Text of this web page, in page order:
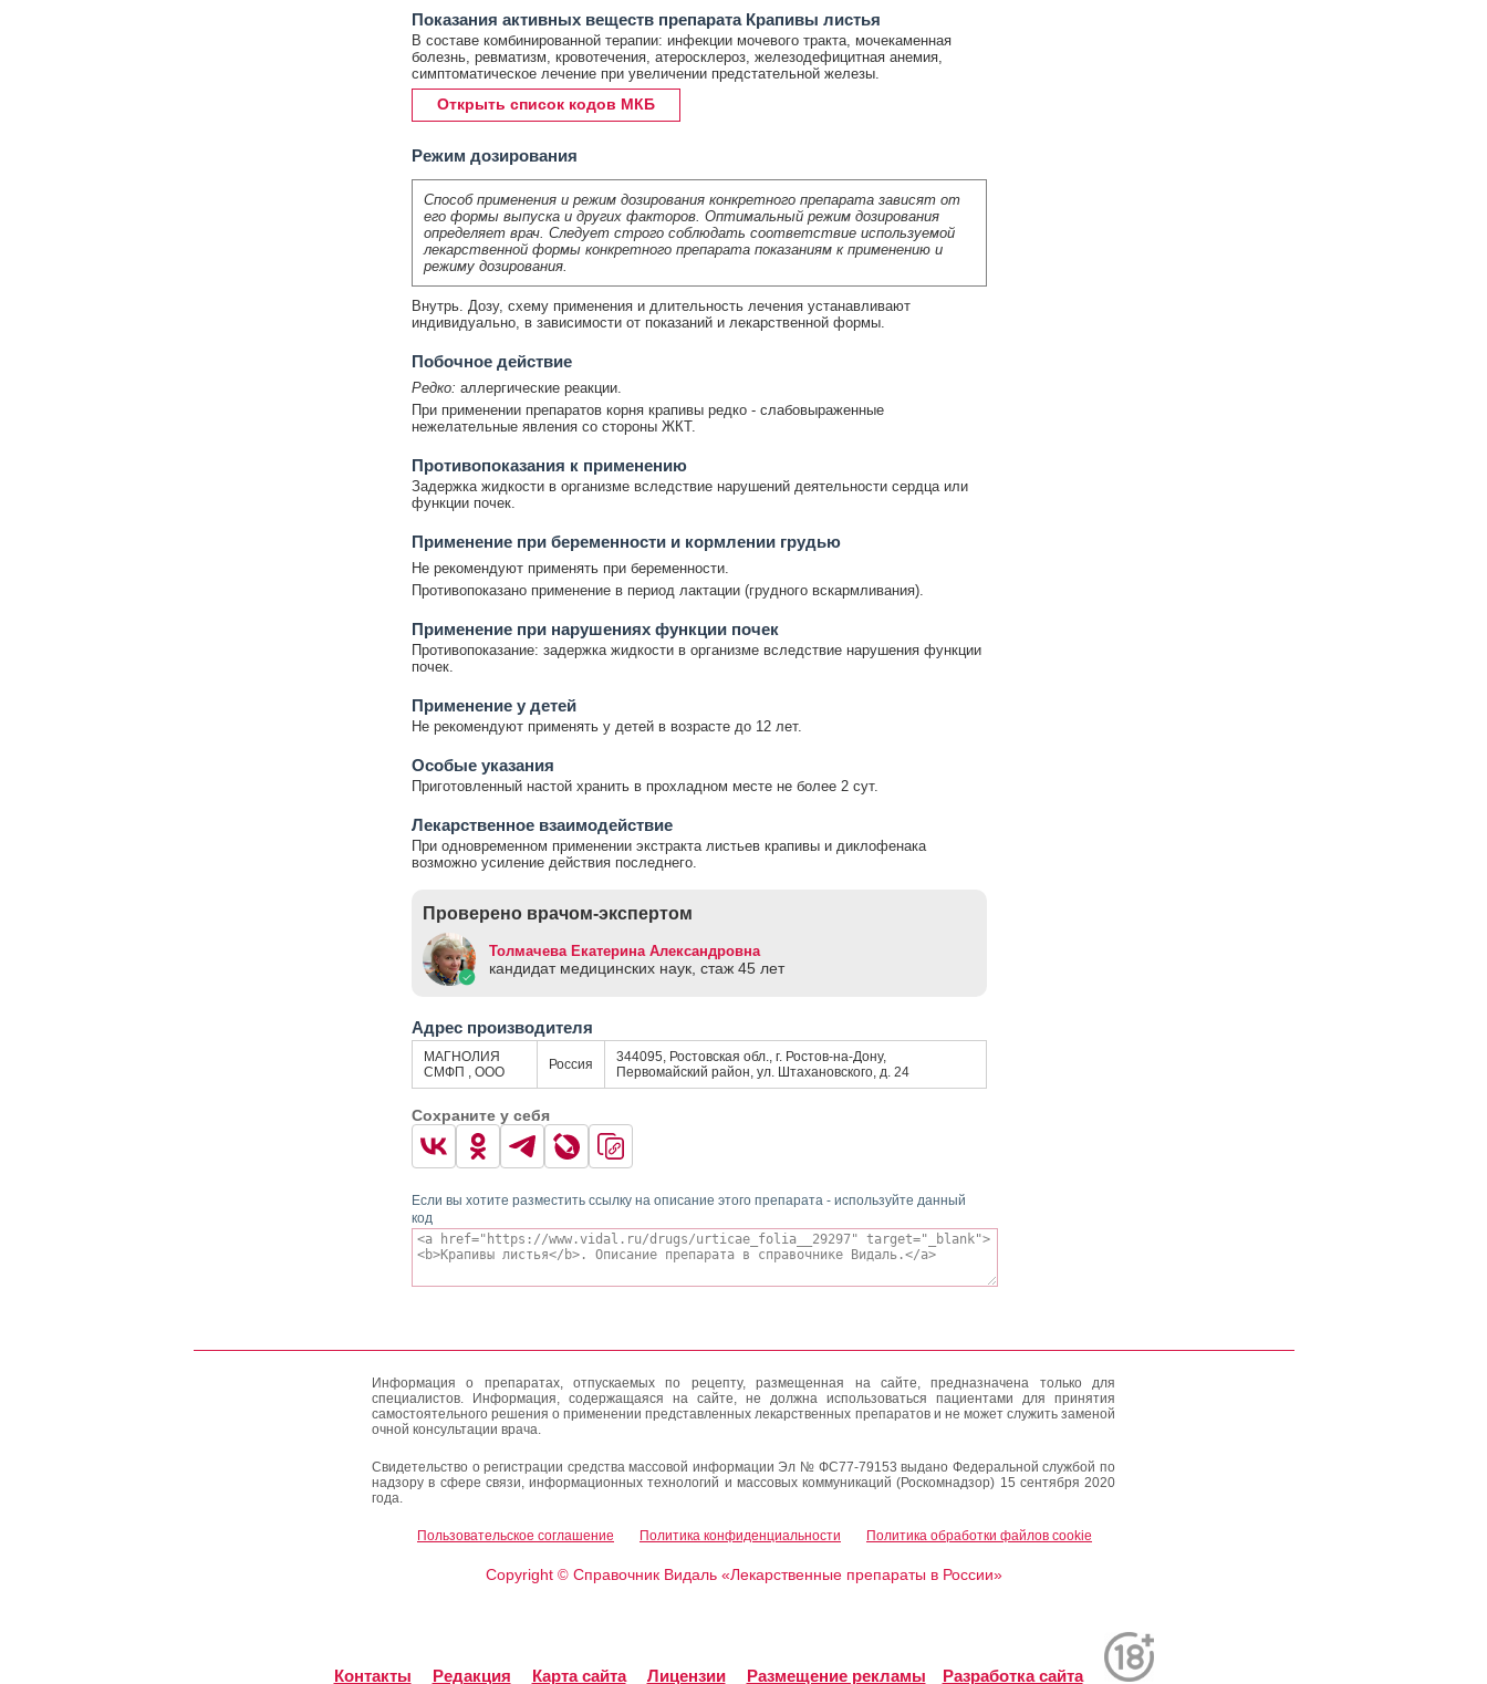
Показания активных веществ препарата Крапивы листья
В составе комбинированной терапии: инфекции мочевого тракта, мочекаменная
болезнь, ревматизм, кровотечения, атеросклероз, железодефицитная анемия,
симптоматическое лечение при увеличении предстательной железы.
Открыть список кодов МКБ
Режим дозирования
Способ применения и режим дозирования конкретного препарата зависят от
его формы выпуска и других факторов. Оптимальный режим дозирования
определяет врач. Следует строго соблюдать соответствие используемой
лекарственной формы конкретного препарата показаниям к применению и
режиму дозирования.
Внутрь. Дозу, схему применения и длительность лечения устанавливают
индивидуально, в зависимости от показаний и лекарственной формы.
Побочное действие
Редко: аллергические реакции.
При применении препаратов корня крапивы редко - слабовыраженные
нежелательные явления со стороны ЖКТ.
Противопоказания к применению
Задержка жидкости в организме вследствие нарушений деятельности сердца или
функции почек.
Применение при беременности и кормлении грудью
Не рекомендуют применять при беременности.
Противопоказано применение в период лактации (грудного вскармливания).
Применение при нарушениях функции почек
Противопоказание: задержка жидкости в организме вследствие нарушения функции
почек.
Применение у детей
Не рекомендуют применять у детей в возрасте до 12 лет.
Особые указания
Приготовленный настой хранить в прохладном месте не более 2 сут.
Лекарственное взаимодействие
При одновременном применении экстракта листьев крапивы и диклофенака
возможно усиление действия последнего.
Проверено врачом-экспертом
Толмачева Екатерина Александровна
кандидат медицинских наук, стаж 45 лет
Адрес производителя
МАГНОЛИЯ
СМФП , ООО
Россия
344095, Ростовская обл., г. Ростов-на-Дону,
Первомайский район, ул. Штахановского, д. 24
Сохраните у себя
Если вы хотите разместить ссылку на описание этого препарата - используйте данный
код
Информация о препаратах, отпускаемых по рецепту, размещенная на сайте, предназначена только для
специалистов. Информация, содержащаяся на сайте, не должна использоваться пациентами для принятия
самостоятельного решения о применении представленных лекарственных препаратов и не может служить заменой
очной консультации врача.
Свидетельство о регистрации средства массовой информации Эл № ФС77-79153 выдано Федеральной службой по
надзору в сфере связи, информационных технологий и массовых коммуникаций (Роскомнадзор) 15 сентября 2020
года.
Пользовательское соглашение Политика конфиденциальности Политика обработки файлов cookie
Copyright ©Справочник Видаль «Лекарственные препараты в России»
Контакты Редакция Карта сайта Лицензии Размещение рекламы Разработка сайта